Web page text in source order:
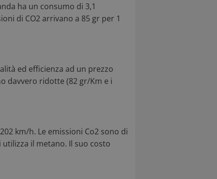
ha un consumo di 3,1
di CO2 arrivano a 85 gr per 1
ed efficienza ad un prezzo
davvero ridotte (82 gr/Km e i
km/h. Le emissioni Co2 sono di
utilizza il metano. Il suo costo